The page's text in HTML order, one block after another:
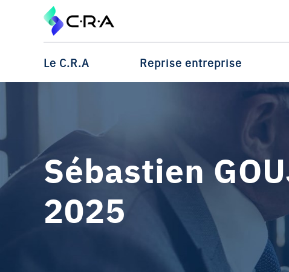
Le C.R.A Reprise entreprise
Sébastien
2025